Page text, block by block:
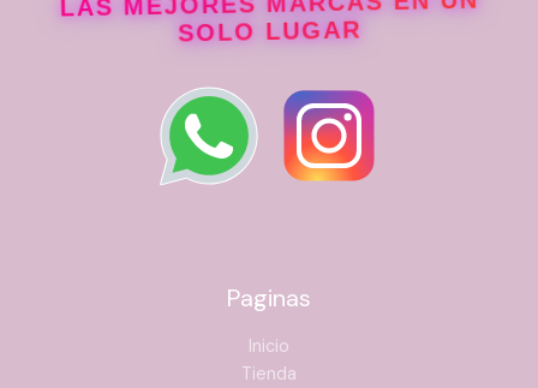
SOLO LUGAR
Paginas
Inicio
Tienda